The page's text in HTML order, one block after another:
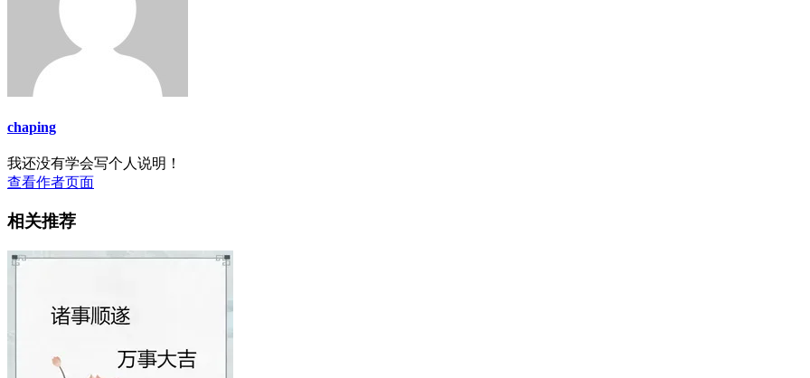
chaping
我还没有学会写个人说明！
查看作者页面
相关推荐